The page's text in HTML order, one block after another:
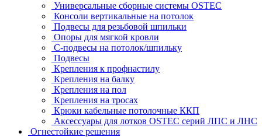
Универсальные сборные системы OSTEC
Консоли вертикальные на потолок
Подвесы для резьбовой шпильки
Опоры для мягкой кровли
С-подвесы на потолок/шпильку
Подвесы
Крепления к профнастилу
Крепления на балку
Крепления на пол
Крепления на тросах
Крюки кабельные потолочные ККП
Аксессуары для лотков OSTEC серий ЛПС и ЛНС
Огнестойкие решения